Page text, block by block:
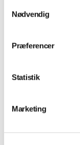
Nødvendig
Præferencer
Statistik
Marketing